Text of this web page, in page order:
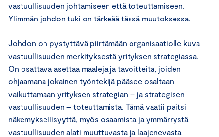
vastuullisuuden johtamiseen että toteuttamiseen.
Ylimmän johdon tuki on tärkeää tässä muutoksessa.
Johdon on pystyttävä piirtämään organisaatiolle kuva
vastuullisuuden merkityksestä yrityksen strategiassa.
On osattava asettaa maaleja ja tavoitteita, joiden
ohjaamana jokainen työntekijä pääsee osaltaan
vaikuttamaan yrityksen strategian – ja strategisen
vastuullisuuden – toteuttamista. Tämä vaatii paitsi
näkemyksellisyyttä, myös osaamista ja ymmärrystä
vastuullisuuden alati muuttuvasta ja laajenevasta